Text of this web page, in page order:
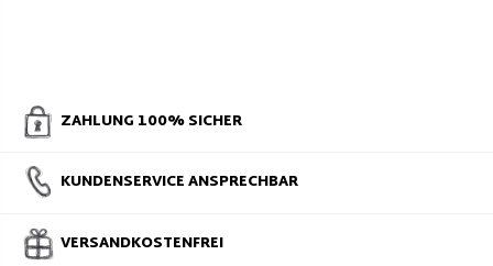
ZAHLUNG 100% SICHER
KUNDENSERVICE ANSPRECHBAR
VERSANDKOSTENFREI